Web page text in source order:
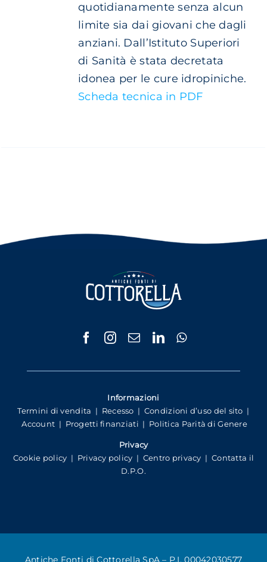
quotidianamente senza alcun
limite sia dai giovani che dagli
anziani. Dall’Istituto Superiori
di Sanità è stata decretata
idonea per le cure idropiniche.
Scheda tecnica in PDF
Informazioni
Termini di vendita | Recesso | Condizioni d’uso del sito |
Account | Progetti finanziati | Politica Parità di Genere
Privacy
Cookie policy | Privacy policy | Centro privacy |Contatta il
D.P.O.
Antiche Fonti di Cottorella SpA – P.I. 00042030577